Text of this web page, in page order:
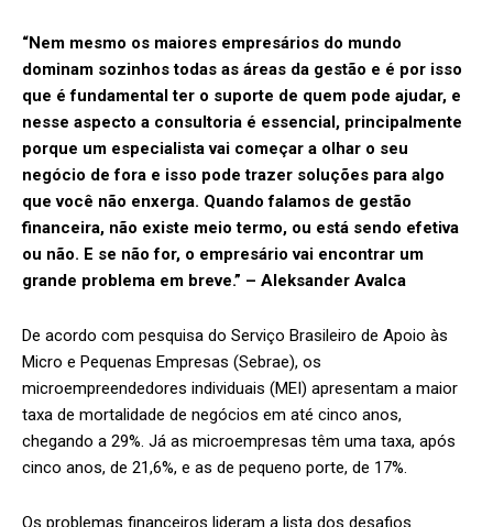
“Nem mesmo os maiores empresários do mundo
dominam sozinhos todas as áreas da gestão e é por isso
que é fundamental ter o suporte de quem pode ajudar, e
nesse aspecto a consultoria é essencial, principalmente
porque um especialista vai começar a olhar o seu
negócio de fora e isso pode trazer soluções para algo
que você não enxerga. Quando falamos de gestão
financeira, não existe meio termo, ou está sendo efetiva
ou não. E se não for, o empresário vai encontrar um
grande problema em breve.” – Aleksander Avalca
De acordo com pesquisa do Serviço Brasileiro de Apoio às
Micro e Pequenas Empresas (Sebrae), os
microempreendedores individuais (MEI) apresentam a maior
taxa de mortalidade de negócios em até cinco anos,
chegando a 29%. Já as microempresas têm uma taxa, após
cinco anos, de 21,6%, e as de pequeno porte, de 17%.
Os problemas financeiros lideram a lista dos desafios